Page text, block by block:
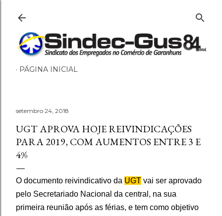
PÁGINA INICIAL
setembro 24, 2018
UGT APROVA HOJE REIVINDICAÇÕES
PARA 2019, COM AUMENTOS ENTRE 3 E
4%
O documento reivindicativo da UGT vai ser aprovado
pelo Secretariado Nacional da central, na sua
primeira reunião após as férias, e tem como objetivo